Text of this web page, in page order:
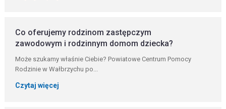
Co oferujemy rodzinom zastępczym
zawodowym i rodzinnym domom dziecka?
Może szukamy właśnie Ciebie? Powiatowe Centrum Pomocy
Rodzinie w Wałbrzychu po...
Czytaj więcej